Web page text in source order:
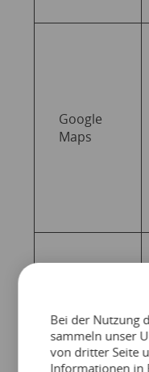
Google
Maps
Bei der Nutzung
sammeln unser
von dritter Seite
Informationen in